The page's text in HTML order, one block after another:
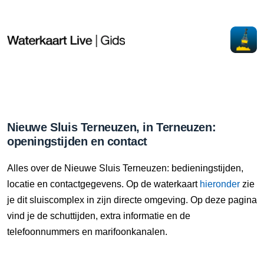
Nieuwe Sluis Terneuzen, in Terneuzen:
openingstijden en contact
Alles over de Nieuwe Sluis Terneuzen: bedieningstijden,
locatie en contactgegevens. Op de waterkaart hieronder zie
je dit sluiscomplex in zijn directe omgeving. Op deze pagina
vind je de schuttijden, extra informatie en de
telefoonnummers en marifoonkanalen.